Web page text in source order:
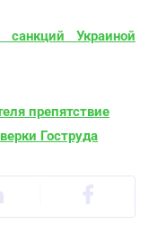
санкций Украиной
препятствие
Гоструда